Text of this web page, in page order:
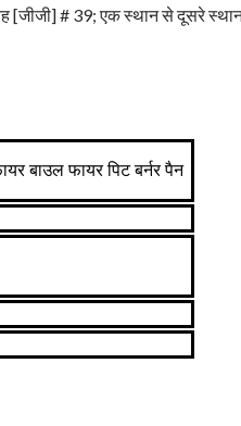
# 39; एक स्थान से दूसरे स्थान
बाउल फायर पिट बर्नर पैन